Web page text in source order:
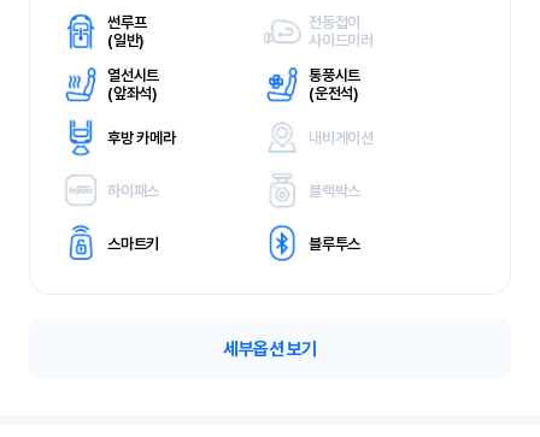
썬루프
(일반)
전동접이
사이드미러
열선시트
(앞좌석)
통풍시트
(운전석)
후방 카메라 내비게이션
하이패스 블랙박스
스마트키 블루투스
세부옵션 보기